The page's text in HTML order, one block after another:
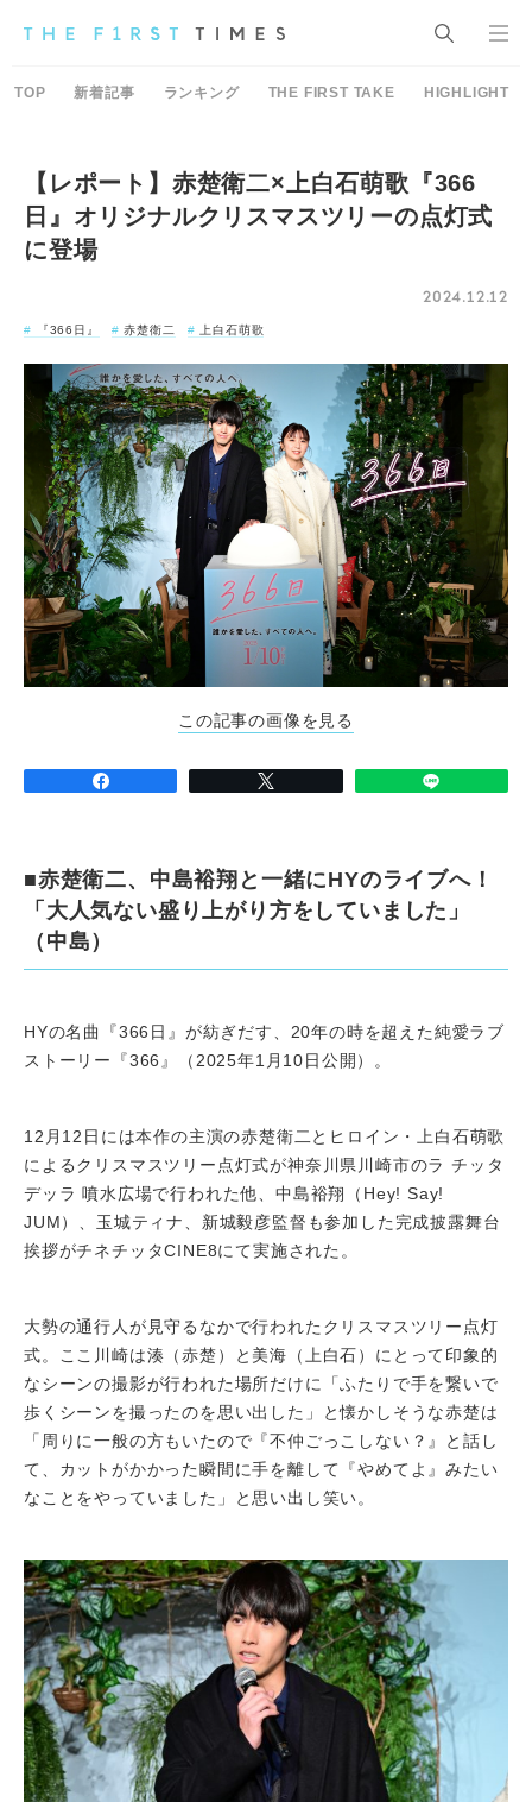
TOP 新着記事 ランキング THE FIRST TAKE HIGHLIGHT
【レポート】赤楚衛二×上白石萌歌『366
日』オリジナルクリスマスツリーの点灯式
に登場
2024.12.12
『366日』 赤楚衛二 上白石萌歌
この記事の画像を見る
■赤楚衛二、中島裕翔と一緒にHYのライブへ！
「大人気ない盛り上がり方をしていました」
（中島）
HYの名曲『366日』が紡ぎだす、20年の時を超えた純愛ラブ
ストーリー『366』（2025年1月10日公開）。
12月12日には本作の主演の赤楚衛二とヒロイン・上白石萌歌
によるクリスマスツリー点灯式が神奈川県川崎市のラ チッタ
デッラ 噴水広場で行われた他、中島裕翔（Hey! Say!
JUM）、玉城ティナ、新城毅彦監督も参加した完成披露舞台
挨拶がチネチッタCINE8にて実施された。
大勢の通行人が見守るなかで行われたクリスマスツリー点灯
式。ここ川崎は湊（赤楚）と美海（上白石）にとって印象的
なシーンの撮影が行われた場所だけに「ふたりで手を繋いで
歩くシーンを撮ったのを思い出した」と懐かしそうな赤楚は
「周りに一般の方もいたので『不仲ごっこしない？』と話し
て、カットがかかった瞬間に手を離して『やめてよ』みたい
なことをやっていました」と思い出し笑い。